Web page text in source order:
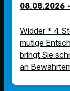
08.08.2026
Widder * 4
mutige
bringt Sie
an